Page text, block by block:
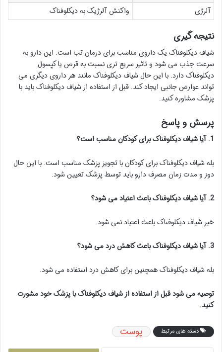
آلرژی واکنش آلرژیک به دیکلوفناک
نتیجه گیری
شیاف دیکلوفناک یک داروی مناسب برای درمان تب است. این دارو به
سرعت جذب می شود و تاثیر سریع تری نسبت به قرص یا کپسول
دیکلوفناک دارد. با این حال شیاف دیکلوفناک مانند هر داروی دیگری می
تواند عوارض جانبی ایجاد کند. قبل از استفاده از شیاف دیکلوفناک باید با
پزشک مشاوره کنید.
پرسش و پاسخ
1. آیا شیاف دیکلوفناک برای کودکان مناسب است؟
بله شیاف دیکلوفناک برای کودکان با تجویز پزشک مناسب است. با این حال
دوز و مدت زمان مصرف دارو باید توسط پزشک تعیین شود.
2. آیا شیاف دیکلوفناک باعث اعتیاد می شود؟
خیر شیاف دیکلوفناک باعث اعتیاد نمی شود.
3. آیا شیاف دیکلوفناک باعث کاهش درد می شود؟
بله شیاف دیکلوفناک همچنین برای کاهش درد استفاده می شود.
توصیه می شود قبل از استفاده از شیاف دیکلوفناک با پزشک خود مشورت
کنید.
دسته های مرتبط پوست